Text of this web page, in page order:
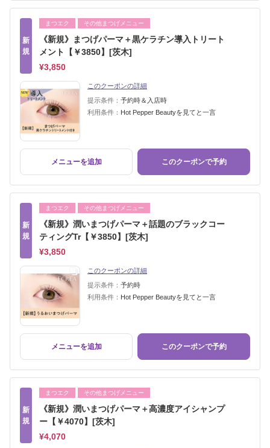
新
規
まつエク その他まつげメニュー
《新規》まつげパーマ＋黒ケラチン導入トリート
メント【￥3850】[茨木]
¥3,850
このクーポンの詳細
提示条件： 予約時＆入店時
利用条件： Hot Pepper Beautyを見てと一言
メニューを追加 このクーポンで予約
新
規
まつエク その他まつげメニュー
《新規》潤いまつげパーマ＋話題のブラックコー
ティングTr【￥3850】[茨木]
¥3,850
このクーポンの詳細
提示条件： 予約時
利用条件： Hot Pepper Beautyを見てと一言
メニューを追加 このクーポンで予約
新
規
まつエク その他まつげメニュー
《新規》潤いまつげパーマ＋高濃度アイシャンプ
ー【￥4070】[茨木]
¥4,070